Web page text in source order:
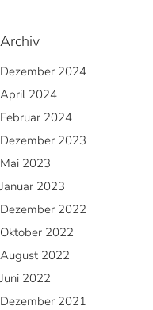
Archiv
Dezember 2024
April 2024
Februar 2024
Dezember 2023
Mai 2023
Januar 2023
Dezember 2022
Oktober 2022
August 2022
Juni 2022
Dezember 2021